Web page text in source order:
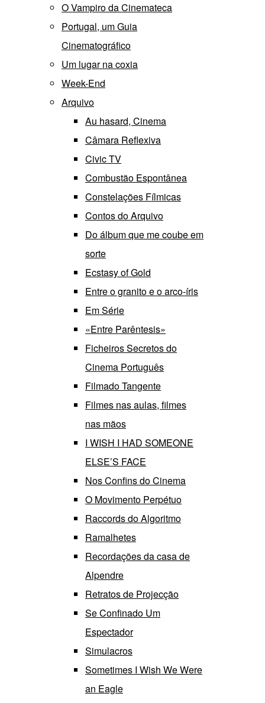
O Vampiro da Cinemateca
Portugal, um Guia
Cinematográfico
Um lugar na coxia
Week-End
Arquivo
Au hasard, Cinema
Câmara Reflexiva
Civic TV
Combustão Espontânea
Constelações Fílmicas
Contos do Arquivo
Do álbum que me coube em
sorte
Ecstasy of Gold
Entre o granito e o arco-íris
Em Série
«Entre Parêntesis»
Ficheiros Secretos do
Cinema Português
Filmado Tangente
Filmes nas aulas, filmes
nas mãos
I WISH I HAD SOMEONE
ELSE’S FACE
Nos Confins do Cinema
O Movimento Perpétuo
Raccords do Algoritmo
Ramalhetes
Recordações da casa de
Alpendre
Retratos de Projecção
Se Confinado Um
Espectador
Simulacros
Sometimes I Wish We Were
an Eagle